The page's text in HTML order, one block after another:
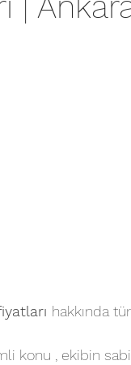
hakkında
konu , ekibin